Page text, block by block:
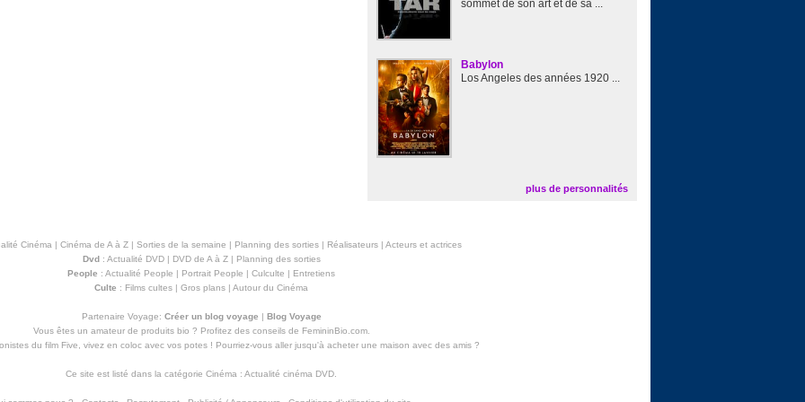
sommet de son art et de sa ...
Babylon
Los Angeles des années 1920 ...
plus de personnalités
Cinéma | Cinéma de A à Z| Sorties de la semaine | Planning des sorties| Réalisateurs| Acteurs et actrices
Dvd: Actualité DVD| DVD de A à Z| Planning des sorties
People : Actualité People | Portrait People | Culculte | Entretiens
Culte : Films cultes | Gros plans | Autour du Cinéma
Partenaire Voyage: Créer un blog voyage | Blog Voyage
Vous êtes un amateur de produits bio ? Profitez des conseils de FemininBio.com.
du film Five, vivez en coloc avec vos potes ! Pourriez-vous aller jusqu'à acheter une maison avec des amis?
Ce site est listé dans la catégorie Cinéma : Actualité cinéma DVD